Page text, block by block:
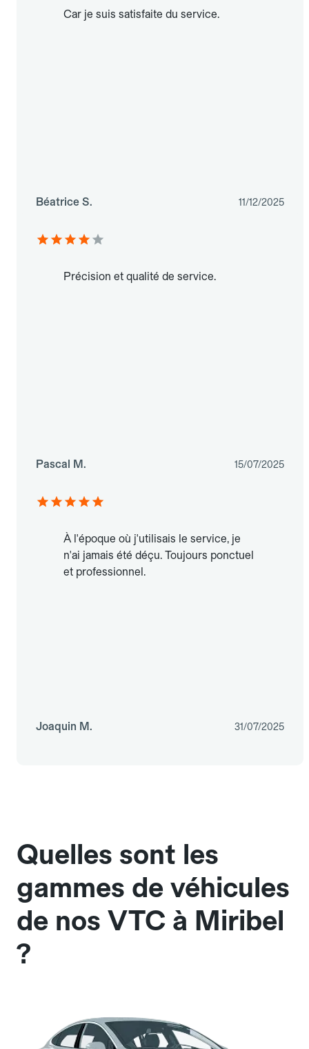
Car je suis satisfaite du service.
Béatrice S. 11/12/2025
Précision et qualité de service.
Pascal M. 15/07/2025
À l'époque où j'utilisais le service, je
n'ai jamais été déçu. Toujours ponctuel
et professionnel.
Joaquin M. 31/07/2025
Quelles sont les
gammes de véhicules
de nos VTC à Miribel
?